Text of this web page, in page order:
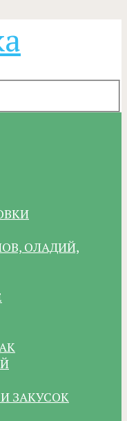
ОЛАДИЙ,
ЗАКУСОК